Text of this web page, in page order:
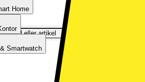
Home
Smartwatch